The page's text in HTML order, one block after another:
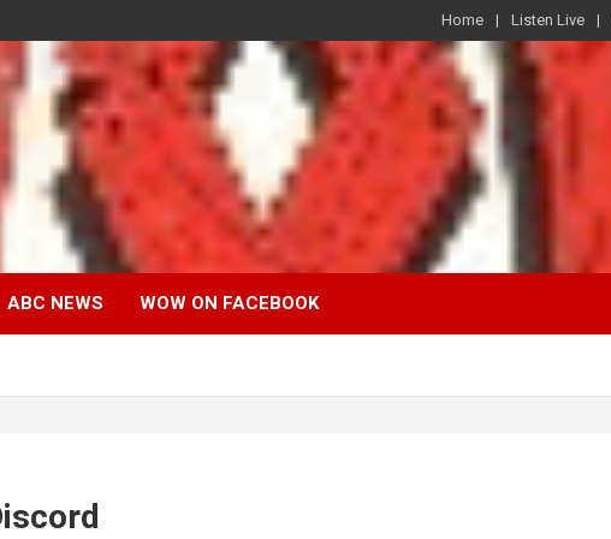
Home Listen Live
ABC NEWS WOW ON FACEBOOK